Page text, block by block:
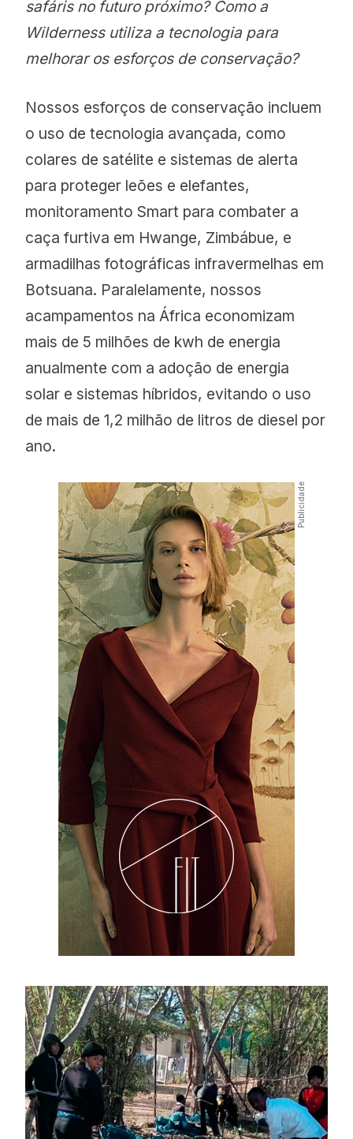
safáris no futuro próximo? Como a
Wilderness utiliza a tecnologia para
melhorar os esforços de conservação?
Nossos esforços de conservação incluem
o uso de tecnologia avançada, como
colares de satélite e sistemas de alerta
para proteger leões e elefantes,
monitoramento Smart para combater a
caça furtiva em Hwange, Zimbábue, e
armadilhas fotográficas infravermelhas em
Botsuana. Paralelamente, nossos
acampamentos na África economizam
mais de 5 milhões de kwh de energia
anualmente com a adoção de energia
solar e sistemas híbridos, evitando o uso
de mais de 1,2 milhão de litros de diesel por
ano.